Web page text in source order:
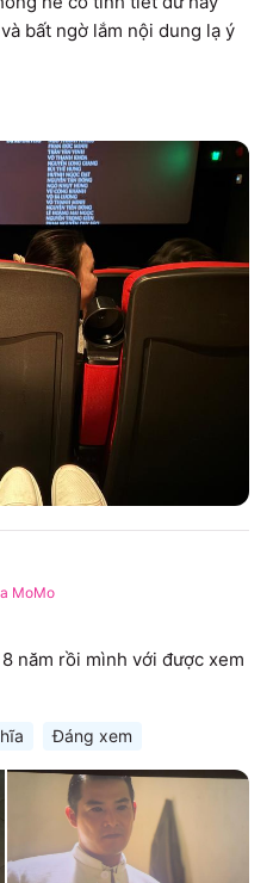
bất ngờ lắm nội dung lạ ý
MoMo
năm rồi mình với được xem
Đáng xem